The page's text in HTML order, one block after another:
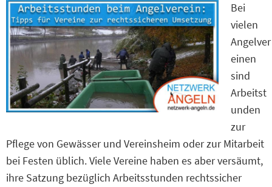
Bei
vielen
Angelver
einen
sind
Arbeitst
unden
zur
Pflege von Gewässer und Vereinsheim oder zur Mitarbeit
bei Festen üblich. Viele Vereine haben es aber versäumt,
ihre Satzung bezüglich Arbeitsstunden rechtssicher